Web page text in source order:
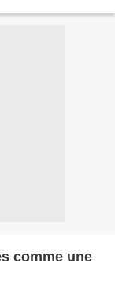
comme une